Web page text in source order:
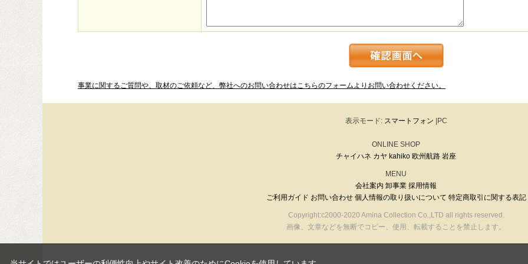
事業に関するご質問や、取材のご依頼など、弊社へのお問い合わせはこちらのフォームよりお問い合わせください。
表示モード: スマートフォン |PC
ONLINE SHOP
チャイハネ カヤ kahiko 欧州航路 岩座
MENU
会社案内 卸事業 採用情報
ご利用ガイド お問い合わせ 個人情報の取り扱いについて 特定商取引に関する表記
Copyright:c2000-2020 Amina Collection Co.,LTD all rights reserved.
画像、文章などを無断でコピー、使用、転載することを禁止します。